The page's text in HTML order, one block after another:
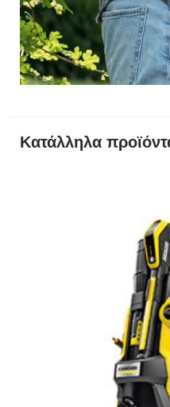
Κατάλληλα